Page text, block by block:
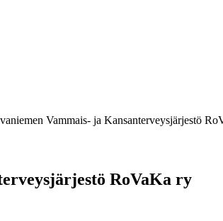
Vammais- ja Kansanterveysjärjestö
RoVaKa ry